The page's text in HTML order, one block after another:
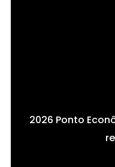
2026 Ponto